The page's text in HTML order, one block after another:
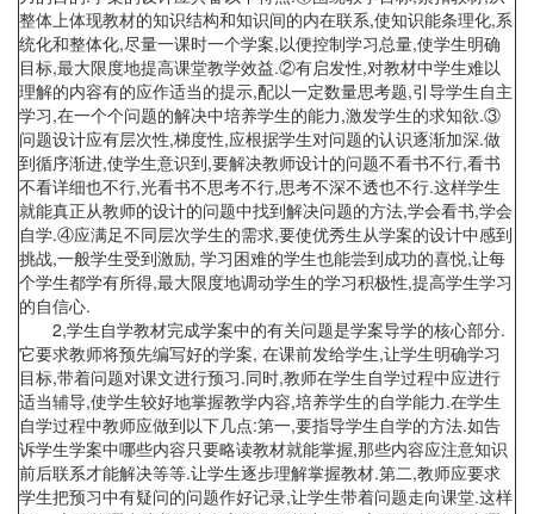
整体上体现教材的知识结构和知识间的内在联系,使知识能条理化,系
统化和整体化,尽量一课时一个学案,以便控制学习总量,使学生明确
目标,最大限度地提高课堂教学效益.②有启发性,对教材中学生难以
理解的内容有的应作适当的提示,配以一定数量思考题,引导学生自主
学习,在一个个问题的解决中培养学生的能力,激发学生的求知欲.③
问题设计应有层次性,梯度性,应根据学生对问题的认识逐渐加深.做
到循序渐进,使学生意识到,要解决教师设计的问题不看书不行,看书
不看详细也不行,光看书不思考不行,思考不深不透也不行.这样学生
就能真正从教师的设计的问题中找到解决问题的方法,学会看书,学会
自学.④应满足不同层次学生的需求,要使优秀生从学案的设计中感到
挑战,一般学生受到激励, 学习困难的学生也能尝到成功的喜悦,让每
个学生都学有所得,最大限度地调动学生的学习积极性,提高学生学习
的自信心.
2,学生自学教材完成学案中的有关问题是学案导学的核心部分.
它要求教师将预先编写好的学案, 在课前发给学生,让学生明确学习
目标,带着问题对课文进行预习.同时,教师在学生自学过程中应进行
适当辅导,使学生较好地掌握教学内容,培养学生的自学能力.在学生
自学过程中教师应做到以下几点:第一,要指导学生自学的方法.如告
诉学生学案中哪些内容只要略读教材就能掌握,那些内容应注意知识
前后联系才能解决等等.让学生逐步理解掌握教材.第二,教师应要求
学生把预习中有疑问的问题作好记录,让学生带着问题走向课堂.这样